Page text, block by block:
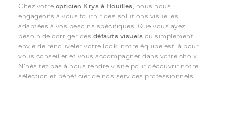
Chez votre opticien Krys à Houilles , nous nous
engageons à vous fournir des solutions visuelles
adaptées à vos besoins spécifiques. Que vous ayez
besoin de corriger des défauts visuels ou simplement
envie de renouveler votre look, notre équipe est là pour
vous conseiller et vous accompagner dans votre choix.
N'hésitez pas à nous rendre visite pour découvrir notre
sélection et bénéficier de nos services professionnels.